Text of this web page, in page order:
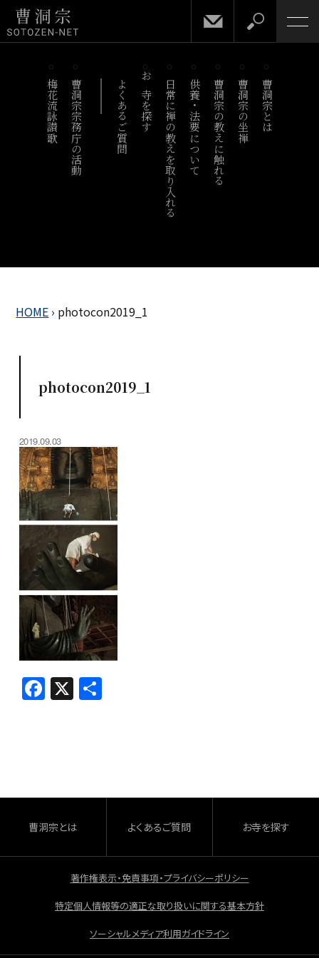
梅花流詠讃歌 曹洞宗宗務庁の活動 よくあるご質問 お寺を探す 日常に禅の教えを取り入れる供養・法要について曹洞宗の教えに触れる 曹洞宗の坐禅 曹洞宗とは
HOME › photocon2019_1
photocon2019_1
2019.09.03
F
a
o
o
k
X 共
曹洞宗とは よくあるご質問 お寺を探す
著作権表示・免責事項・プライバシーポリシー
特定個人情報等の適正な取り扱いに関する基本方針
ソーシャルメディア利用ガイドライン